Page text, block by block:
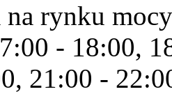
na rynku
- 18:00,
21:00 -